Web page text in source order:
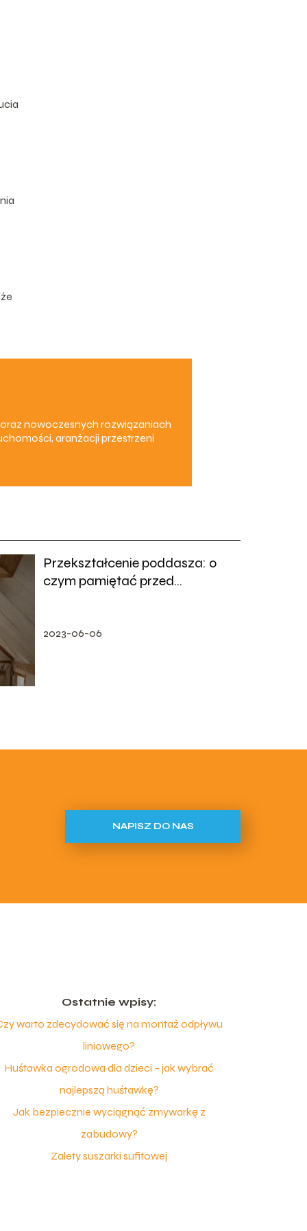
nowoczesnych rozwiązaniach
aranżacji przestrzeni
Przekształcenie poddasza: o
czym pamiętać przed
2023-06-06
NAPISZ DO NAS
Ostatnie wpisy:
warto zdecydować się na montaż odpływu
liniowego?
Huśtawka ogrodowa dla dzieci – jak wybrać
najlepszą huśtawkę?
Jak bezpiecznie wyciągnąć zmywarkę z
zabudowy?
Zalety suszarki sufitowej